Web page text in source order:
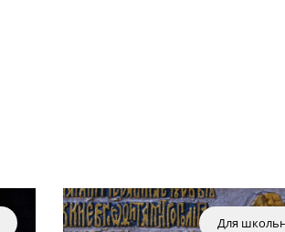
Для